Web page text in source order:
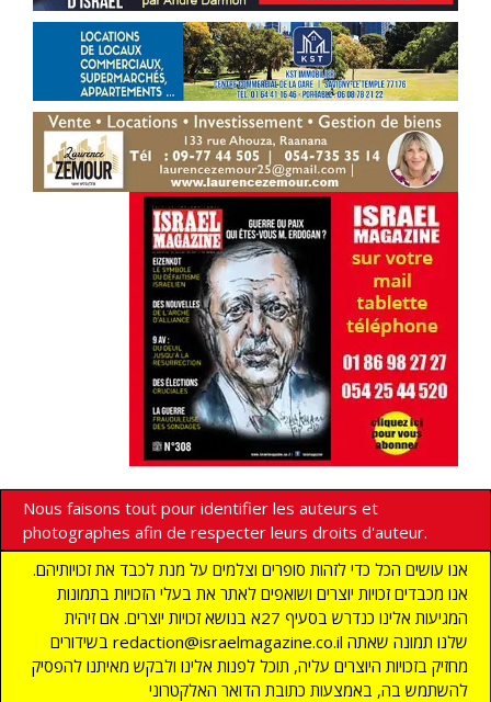
Nous faisons tout pour identifier les auteurs et
photographes afin de respecter leurs droits d'auteur.
אנו עושים הכל כדי לזהות סופרים וצלמים על מנת לכבד את זכויותיהם.
אנו מכבדים זכויות יוצרים ושואפים לאתר את בעלי הזכויות בתמונות
המגיעות אלינו כנדרש בסעיף 27א בנושא זכויות יוצרים. אם זיהית
בשידורים redaction@israelmagazine.co.il שלנו תמונה שאתה
מחזיק בזכויות היוצרים עליה, תוכל לפנות אלינו ולבקש מאיתנו להפסיק
להשתמש בה, באמצעות כתובת הדואר האלקטרוני